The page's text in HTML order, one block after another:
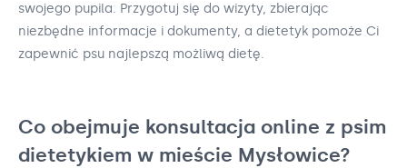
swojego pupila. Przygotuj się do wizyty, zbierając
niezbędne informacje i dokumenty, a dietetyk pomoże Ci
zapewnić psu najlepszą możliwą dietę.
Co obejmuje konsultacja online z psim
dietetykiem w mieście Mysłowice?